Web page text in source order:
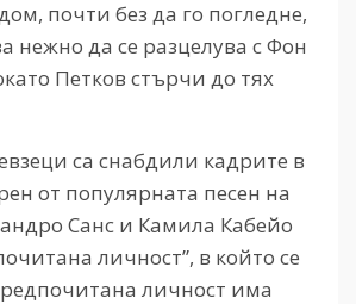
почти без да го погледне,
нежно да се разцелува с Фон
Петков стърчи до тях
са снабдили кадрите в
от популярната песен на
Санс и Камила Кабейо
личност”, в който се
личност има